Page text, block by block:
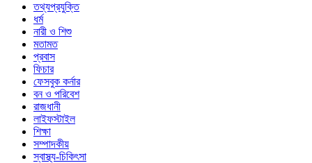
তথ্যপ্রযুক্তি
ধর্ম
নারী ও শিশু
মতামত
প্রবাস
ফিচার
ফেসবুক কর্নার
বন ও পরিবেশ
রাজধানী
লাইফস্টাইল
শিক্ষা
সম্পাদকীয়
স্বাস্থ্য-চিকিৎসা